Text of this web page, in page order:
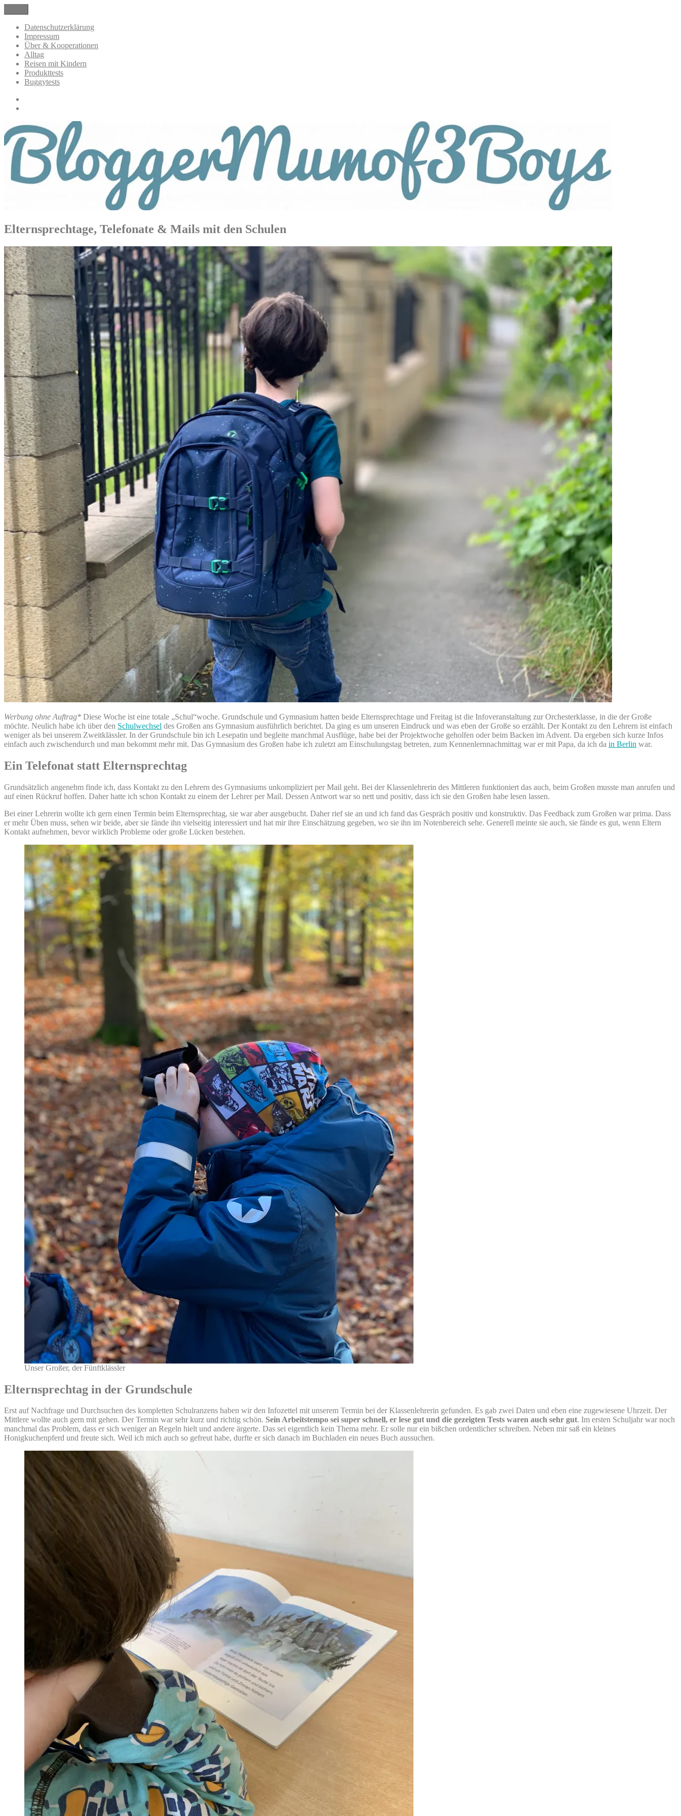
Inhalt
springen
BloggerMumOf3Boys Mamablog
Mamablog über das Leben mit drei Kindern mit Produkttests und Alltagsthemen
Datenschutzerklärung
Impressum
Über & Kooperationen
Alltag
Reisen mit Kindern
Produkttests
Buggytests
Elternsprechtage, Telefonate & Mails mit den Schulen
Werbung ohne Auftrag* Diese Woche ist eine totale „Schul“woche. Grundschule und Gymnasium hatten beide Elternsprechtage und Freitag ist die Infoveranstaltung zur Orchesterklasse, in die der Große
möchte. Neulich habe ich über den Schulwechsel des Großen ans Gymnasium ausführlich berichtet. Da ging es um unseren Eindruck und was eben der Große so erzählt. Der Kontakt zu den Lehrern ist einfach
weniger als bei unserem Zweitklässler. In der Grundschule bin ich Lesepatin und begleite manchmal Ausflüge, habe bei der Projektwoche geholfen oder beim Backen im Advent. Da ergeben sich kurze Infos
einfach auch zwischendurch und man bekommt mehr mit. Das Gymnasium des Großen habe ich zuletzt am Einschulungstag betreten, zum Kennenlernnachmittag war er mit Papa, da ich da in Berlin war.
Ein Telefonat statt Elternsprechtag
Grundsätzlich angenehm finde ich, dass Kontakt zu den Lehrern des Gymnasiums unkompliziert per Mail geht. Bei der Klassenlehrerin des Mittleren funktioniert das auch, beim Großen musste man anrufen und
auf einen Rückruf hoffen. Daher hatte ich schon Kontakt zu einem der Lehrer per Mail. Dessen Antwort war so nett und positiv, dass ich sie den Großen habe lesen lassen.
Bei einer Lehrerin wollte ich gern einen Termin beim Elternsprechtag, sie war aber ausgebucht. Daher rief sie an und ich fand das Gespräch positiv und konstruktiv. Das Feedback zum Großen war prima. Dass
er mehr Üben muss, sehen wir beide, aber sie fände ihn vielseitig interessiert und hat mir ihre Einschätzung gegeben, wo sie ihn im Notenbereich sehe. Generell meinte sie auch, sie fände es gut, wenn Eltern
Kontakt aufnehmen, bevor wirklich Probleme oder große Lücken bestehen.
Unser Großer, der Fünftklässler
Elternsprechtag in der Grundschule
Erst auf Nachfrage und Durchsuchen des kompletten Schulranzens haben wir den Infozettel mit unserem Termin bei der Klassenlehrerin gefunden. Es gab zwei Daten und eben eine zugewiesene Uhrzeit. Der
Mittlere wollte auch gern mit gehen. Der Termin war sehr kurz und richtig schön. Sein Arbeitstempo sei super schnell, er lese gut und die gezeigten Tests waren auch sehr gut. Im ersten Schuljahr war noch
manchmal das Problem, dass er sich weniger an Regeln hielt und andere ärgerte. Das sei eigentlich kein Thema mehr. Er solle nur ein bißchen ordentlicher schreiben. Neben mir saß ein kleines
Honigkuchenpferd und freute sich. Weil ich mich auch so gefreut habe, durfte er sich danach im Buchladen ein neues Buch aussuchen.